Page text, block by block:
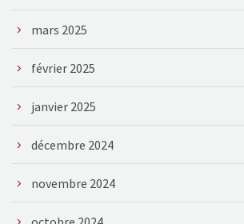
mars 2025
février 2025
janvier 2025
décembre 2024
novembre 2024